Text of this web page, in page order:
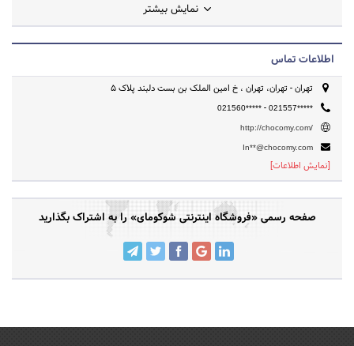
نمایش بیشتر
اطلاعات تماس
تهران - تهران، تهران ، خ امین الملک بن بست دلبند پلاک 5
021560***** - 021557*****
http://chocomy.com/
In**@chocomy.com
[نمایش اطلاعات]
صفحه رسمی «فروشگاه اینترنتی شوکومای» را به اشتراک بگذارید